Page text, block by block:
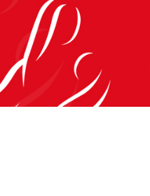
fundador
frecuentes
Audios
suis moi”